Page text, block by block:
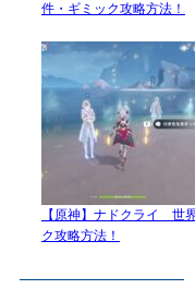
件・ギミック攻略方法！
【原神】ナドクライ 世
ク攻略方法！